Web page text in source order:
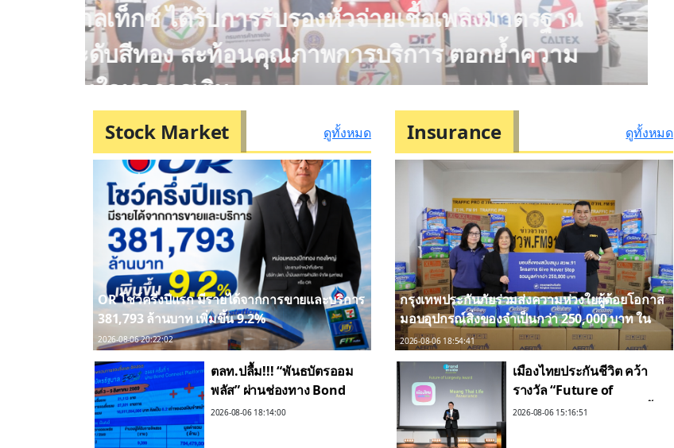
คาลเท็กซ์ ได้รับการรับรองหัวจ่ายเชื้อเพลิงมาตรฐาน
ระดับสีทอง สะท้อนคุณภาพการบริการ ตอกย้ำความ
มั่นใจทุกการเติม
Stock Market ดูทั้งหมด
OR โชว์ครึ่งปีแรก มีรายได้จากการขายและบริการ
381,793 ล้านบาท เพิ่มขึ้น 9.2%
2026-08-06 20:22:02
ตลท.ปลื้ม!!! “พันธบัตรออม
พลัส” ผ่านช่องทาง Bond
Connect Platform ได้รับ
2026-08-06 18:14:00
Insurance ดูทั้งหมด
กรุงเทพประกันภัยร่วมส่งความห่วงใยผู้ด้อยโอกาส
มอบอุปกรณ์สิ่งของจำเป็นกว่า 250,000 บาท ใน
โครงการ GIVE NEVER STOP ผ่าน สวพ.FM91
2026-08-06 18:54:41
เมืองไทยประกันชีวิต คว้า
รางวัล “Future of
Longevity Award”ตอกย้ำ
2026-08-06 15:16:51